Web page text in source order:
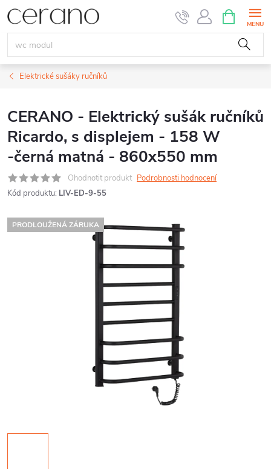
Přejít
na
obsah
NÁKUPNÍ
KOŠÍK
Elektrické sušáky ručníků
CERANO - Elektrický sušák ručníků
Ricardo, s displejem - 158 W
-černá matná - 860x550 mm
Ohodnotit produkt Podrobnosti hodnocení
Kód produktu: LIV-ED-9-55
PRODLOUŽENÁ ZÁRUKA